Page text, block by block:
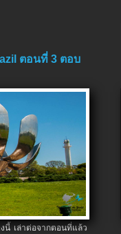
ตอนที่ 3 ตอบ
นี้ เล่าต่อจากตอนที่แล้ว